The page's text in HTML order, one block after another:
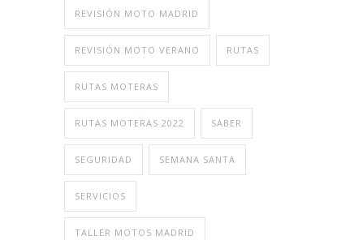
REVISIÓN MOTO MADRID
REVISIÓN MOTO VERANO RUTAS
RUTAS MOTERAS
RUTAS MOTERAS 2022 SABER
SEGURIDAD SEMANA SANTA
SERVICIOS
TALLER MOTOS MADRID